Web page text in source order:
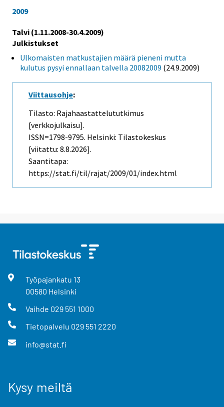
2009
Talvi (1.11.2008-30.4.2009)
Julkistukset
Ulkomaisten matkustajien määrä pieneni mutta
kulutus pysyi ennallaan talvella 20082009 (24.9.2009)
Viittausohje:
Tilasto: Rajahaastattelututkimus
[verkkojulkaisu].
ISSN=1798-9795. Helsinki: Tilastokeskus
[viitattu: 8.8.2026].
Saantitapa:
https://stat.fi/til/rajat/2009/01/index.html
Työpajankatu 13
00580 Helsinki
Vaihde 029 551 1000
Tietopalvelu 029 551 2220
info@stat.fi
Kysy meiltä